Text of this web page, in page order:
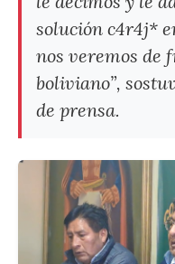
solución c4r4j*
nos veremos de
boliviano”,
de prensa.